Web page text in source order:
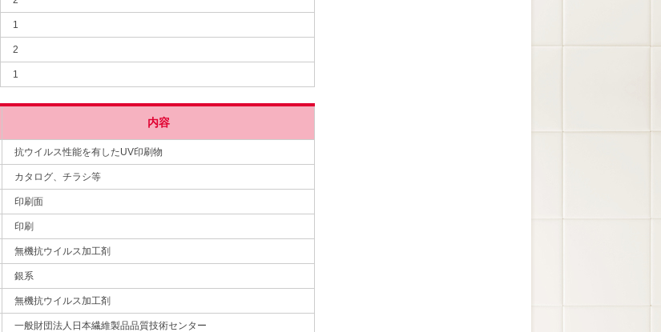
1
2
1
内容
抗ウイルス性能を有したUV印刷物
カタログ、チラシ等
印刷面
印刷
無機抗ウイルス加工剤
銀系
無機抗ウイルス加工剤
一般財団法人日本繊維製品品質技術センター